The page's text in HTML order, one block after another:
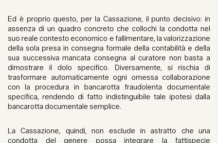
Ed è proprio questo, per la Cassazione, il punto decisivo: in
assenza di un quadro concreto che collochi la condotta nel
suo reale contesto economico e fallimentare, la valorizzazione
della sola presa in consegna formale della contabilità e della
sua successiva mancata consegna al curatore non basta a
dimostrare il dolo specifico. Diversamente, si rischia di
trasformare automaticamente ogni omessa collaborazione
con la procedura in bancarotta fraudolenta documentale
specifica, rendendo di fatto indistinguibile tale ipotesi dalla
bancarotta documentale semplice.
La Cassazione, quindi, non esclude in astratto che una
condotta del genere possa integrare la fattispecie